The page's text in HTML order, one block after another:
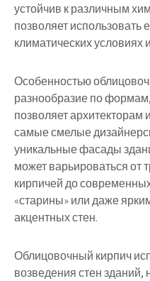
устойчив к различным
позволяет использовать
климатических условиях
Особенностью
разнообразие по
позволяет архитекторам
самые смелые
уникальные фасады
может варьироваться от
кирпичей до
«старины» или даже
акцентных стен.
Облицовочный кирпич
возведения стен зданий,